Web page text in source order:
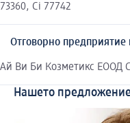
73360, Ci 77742
Отговорно предприятие
Ай Ви Би Козметикс ЕООД
Нашето